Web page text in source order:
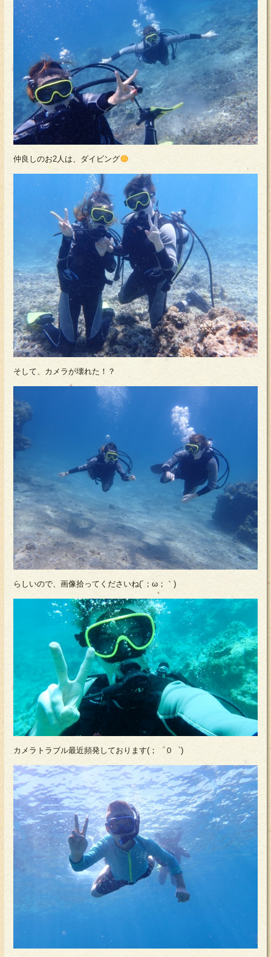
仲良しのお2人は、ダイビング
そして、カメラが壊れた！？
らしいので、画像拾ってくださいね(´；ω；｀)
カメラトラブル最近頻発しております(；゜０゜)